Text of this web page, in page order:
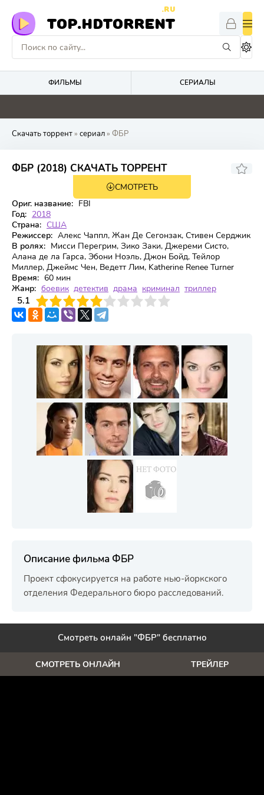
TOP.HDTORRENT
.RU
ФИЛЬМЫ СЕРИАЛЫ
4.1 4.8 0 0
Скачать торрент» сериал» ФБР
ФБР (2018) СКАЧАТЬ ТОРРЕНТ
8 сезон 22 серия
6.763 7.1
СМОТРЕТЬ
Ориг. название: FBI
Год: 2018
Страна: США
Режиссер: Алекс Чаппл, Жан Де Сегонзак, Стивен Серджик
В ролях: Мисси Перегрим, Зико Заки, Джереми Систо,
Алана де ла Гарса, Эбони Ноэль, Джон Бойд, Тейлор
Миллер, Джеймс Чен, Ведетт Лим, Katherine Renee Turner
Время: 60 мин
Жанр: боевик детектив драма криминал триллер
5.1
4 6 7 8 9 10
Описание фильма ФБР
Проект сфокусируется на работе нью-йоркского
отделения Федерального бюро расследований.
Смотреть онлайн "ФБР" бесплатно
СМОТРЕТЬ ОНЛАЙН ТРЕЙЛЕР